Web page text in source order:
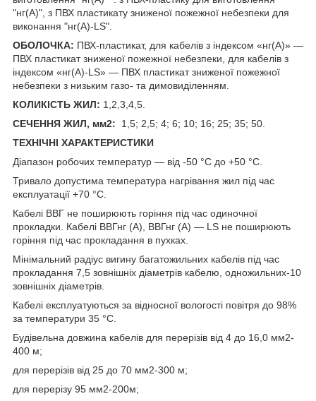
"нг(А)", з ПВХ пластикату зниженої пожежної небезпеки для
виконання "нг(А)-LS".
ОБОЛОЧКА: ПВХ-пластикат, для кабелів з індексом «нг(А)» —
ПВХ пластикат зниженої пожежної небезпеки, для кабелів з
індексом «нг(А)-LS» — ПВХ пластикат зниженої пожежної
небезпеки з низьким газо- та димовиділенням.
КОЛИКІСТЬ ЖИЛ: 1,2,3,4,5.
СЕЧЕННЯ ЖИЛ, мм2: 1,5; 2,5; 4; 6; 10; 16; 25; 35; 50.
ТЕХНІЧНІ ХАРАКТЕРИСТИКИ
Діапазон робочих температур — від -50 °C до +50 °C.
Тривало допустима температура нагрівання жил під час
експлуатації +70 °C.
Кабелі ВВГ не поширюють горіння під час одиночної
прокладки. Кабелі ВВГнг (А), ВВГнг (А) — LS не поширюють
горіння під час прокладання в пухках.
Мінімальний радіус вигину багатожильних кабелів під час
прокладання 7,5 зовнішніх діаметрів кабелю, одножильних-10
зовнішніх діаметрів.
Кабелі експлуатуються за відносної вологості повітря до 98%
за температури 35 °C.
Будівельна довжина кабелів для перерізів від 4 до 16,0 мм2-
400 м;
для перерізів від 25 до 70 мм2-300 м;
для перерізу 95 мм2-200м;